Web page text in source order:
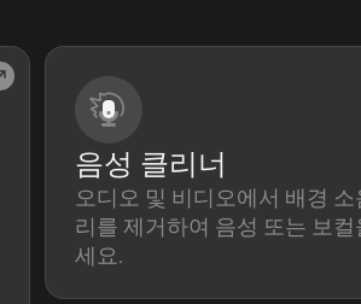
음성 클리너
오디오 및 비디오에서 배경
리를 제거하여 음성 또는 보
세요.